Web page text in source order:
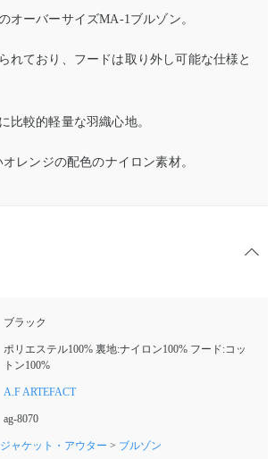
オーバーサイズMA-1ブルゾン。
れており、フードは取り外し可能な仕様と
比較的軽量な羽織心地。
レンジの配色のナイロン素材。
ブラック
ポリエステル100% 裏地:ナイロン100% フード:コッ
トン100%
A.F ARTEFACT
ag-8070
ジャケット・アウター > ブルゾン